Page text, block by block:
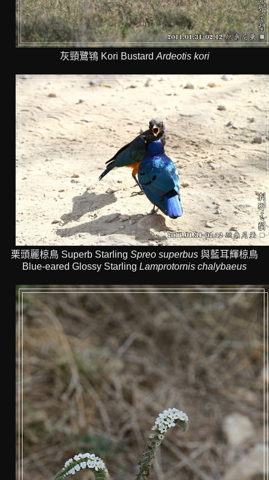
灰頸鷺鴇 Kori Bustard Ardeotis kori
栗頭麗椋鳥 Superb Starling Spreo superbus 與藍耳輝椋鳥
Blue-eared Glossy Starling Lamprotornis chalybaeus